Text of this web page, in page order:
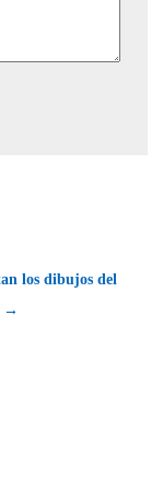
los dibujos del
→